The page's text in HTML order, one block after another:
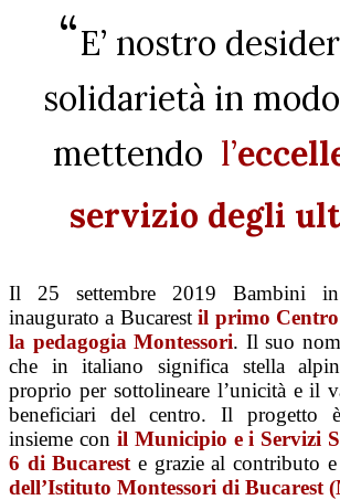
“E’ nostro
solidarietà in
mettendo l’
servizio degli
Il 25 settembre 2019 Bambini in
inaugurato a Bucarestil primo Centro
la pedagogia Montessori. Il suo
che in italiano significa stella
proprio per sottolineare l’unicità e il
beneficiari del centro. Il progetto
insieme con il Municipio e i Servizi
6 di Bucarest e grazie al contributo
dell’Istituto Montessori di Bucarest